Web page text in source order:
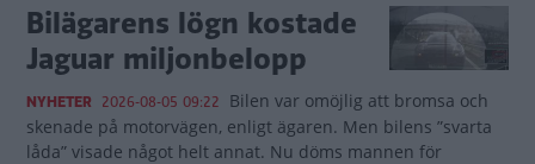
Bilägarens lögn kostade
Jaguar miljonbelopp
NYHETER 2026-08-05 09:22 Bilen var omöjlig att bromsa och
skenade på motorvägen, enligt ägaren. Men bilens ”svarta
låda” visade något helt annat. Nu döms mannen för